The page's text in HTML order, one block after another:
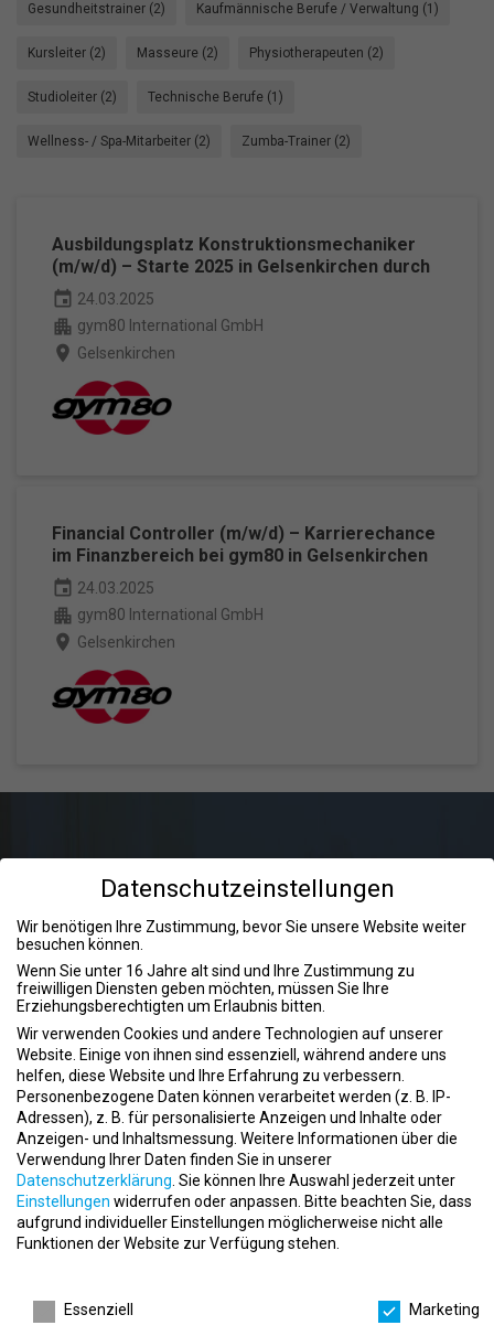
Gesundheitstrainer (2) Kaufmännische Berufe / Verwaltung (1)
Kursleiter (2) Masseure (2) Physiotherapeuten (2)
Studioleiter (2) Technische Berufe (1)
Wellness- / Spa-Mitarbeiter (2) Zumba-Trainer (2)
Ausbildungsplatz Konstruktionsmechaniker
(m/w/d) – Starte 2025 in Gelsenkirchen durch
event 24.03.2025
apartment gym80 International GmbH
place Gelsenkirchen
Financial Controller (m/w/d) – Karrierechance
im Finanzbereich bei gym80 in Gelsenkirchen
event 24.03.2025
apartment gym80 International GmbH
place Gelsenkirchen
Anzeige aufgeben
Mit einer Anzeige auf fitnessjobs.de findest du die richtigen
Anzeige aufgeben
Gesundheit aus der Küche:
Ernährungsberater Jobs für eine
ausgewogene Lebensweise
spannenden Möglichkeiten, Menschen dabei zu unterstützen, eine
gesunde und ausgewogene Lebensweise zu führen. Als
Datenschutzeinstellungen
Wir benötigen Ihre Zustimmung, bevor Sie unsere Website weiter
besuchen können.
Wenn Sie unter 16 Jahre alt sind und Ihre Zustimmung zu
freiwilligen Diensten geben möchten, müssen Sie Ihre
Erziehungsberechtigten um Erlaubnis bitten.
Wir verwenden Cookies und andere Technologien auf unserer
Website. Einige von ihnen sind essenziell, während andere uns
helfen, diese Website und Ihre Erfahrung zu verbessern.
Personenbezogene Daten können verarbeitet werden (z. B. IP-
Adressen), z. B. für personalisierte Anzeigen und Inhalte oder
Anzeigen- und Inhaltsmessung. Weitere Informationen über die
Verwendung Ihrer Daten finden Sie in unserer
Datenschutzerklärung. Sie können Ihre Auswahl jederzeit unter
Einstellungen widerrufen oder anpassen. Bitte beachten Sie, dass
aufgrund individueller Einstellungen möglicherweise nicht alle
Funktionen der Website zur Verfügung stehen.
Essenziell
Marketing